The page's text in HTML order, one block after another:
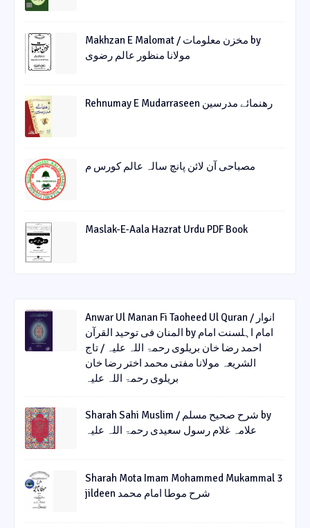
Makhzan E Malomat / مخزن معلومات by
مولانا منظور عالم رضوی
Rehnumay E Mudarraseen رهنمائے مدرسین
مصباحی آن لائن پانچ سالہ عالم کورس م
Maslak-E-Aala Hazrat Urdu PDF Book
Anwar Ul Manan Fi Taoheed Ul Quran / انوار
المنان فی توحید القرآن by امام اہلسنت امام
احمد رضا خان بریلوی رحمۃ اللہ علیہ / تاج
الشریعہ مولانا مفتی محمد اختر رضا خان
بریلوی رحمۃ اللہ علیہ
Sharah Sahi Muslim / شرح صحیح مسلم by
علامہ غلام رسول سعیدی رحمۃ اللہ علیہ
Sharah Mota Imam Mohammed Mukammal 3
jildeen شرح موطا امام محمد